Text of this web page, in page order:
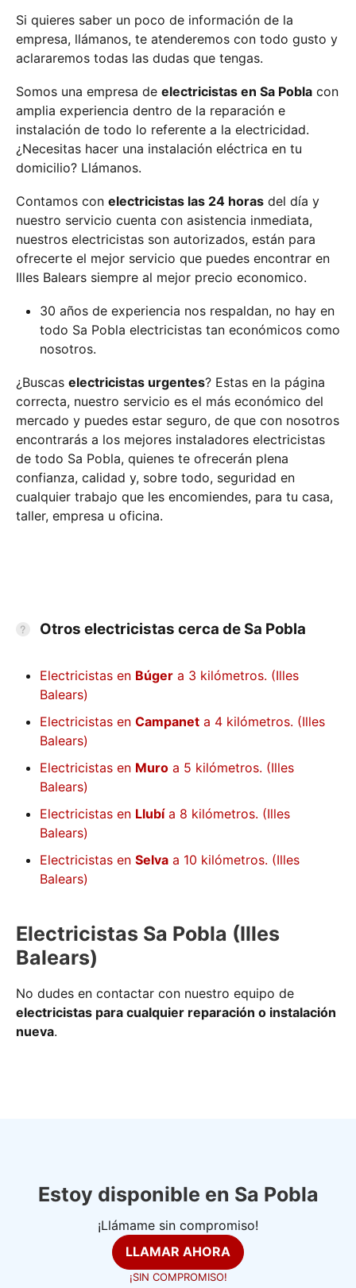
Si quieres saber un poco de información de la
empresa, llámanos, te atenderemos con todo gusto y
aclararemos todas las dudas que tengas.
Somos una empresa de electricistas en Sa Pobla con
amplia experiencia dentro de la reparación e
instalación de todo lo referente a la electricidad.
¿Necesitas hacer una instalación eléctrica en tu
domicilio? Llámanos.
Contamos con electricistas las 24 horas del día y
nuestro servicio cuenta con asistencia inmediata,
nuestros electricistas son autorizados, están para
ofrecerte el mejor servicio que puedes encontrar en
Illes Balears siempre al mejor precio economico.
30 años de experiencia nos respaldan, no hay en
todo Sa Pobla electricistas tan económicos como
nosotros.
¿Buscas electricistas urgentes? Estas en la página
correcta, nuestro servicio es el más económico del
mercado y puedes estar seguro, de que con nosotros
encontrarás a los mejores instaladores electricistas
de todo Sa Pobla, quienes te ofrecerán plena
confianza, calidad y, sobre todo, seguridad en
cualquier trabajo que les encomiendes, para tu casa,
taller, empresa u oficina.
Otros electricistas cerca de Sa Pobla
Electricistas en Búger a 3 kilómetros. (Illes
Balears)
Electricistas en Campanet a 4 kilómetros. (Illes
Balears)
Electricistas en Muro a 5 kilómetros. (Illes
Balears)
Electricistas en Llubía 8 kilómetros. (Illes
Balears)
Electricistas en Selva a 10 kilómetros. (Illes
Balears)
Electricistas Sa Pobla (Illes
Balears)
No dudes en contactar con nuestro equipo de
electricistas para cualquier reparación o instalación
nueva.
Estoy disponible en Sa Pobla
¡Llámame sin compromiso!
LLAMAR AHORA
¡SIN COMPROMISO!